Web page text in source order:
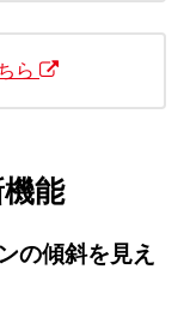
能
の傾斜を見え
ら